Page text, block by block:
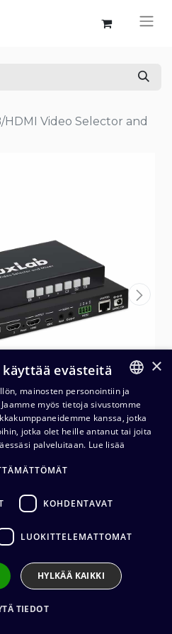
Video Selector and
USB/HDMI
and Mixer
FINNISH
ENGLISH
×
evästeitä
mainosten personointiin ja
myös tietoja sivustomme
kanssa, jotka
jotka olet heille antanut tai joita
palveluitaan. Lue lisää
KOHDENTAVAT
LUOKITTELEMATTOMAT
HYLKÄÄ KAIKKI
TIEDOT